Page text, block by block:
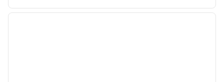
1 av 12
nästa